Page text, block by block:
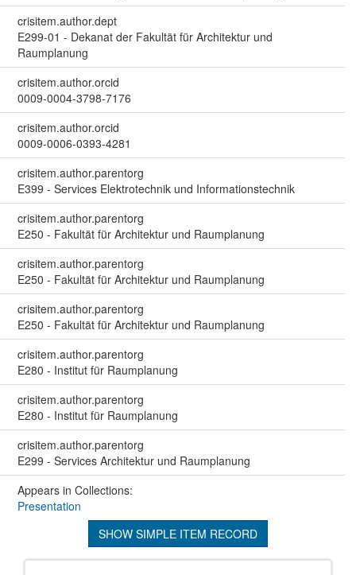
crisitem.author.dept
E299-01 - Dekanat der Fakultät für Architektur und
Raumplanung
crisitem.author.orcid
0009-0004-3798-7176
crisitem.author.orcid
0009-0006-0393-4281
crisitem.author.parentorg
E399 - Services Elektrotechnik und Informationstechnik
crisitem.author.parentorg
E250 - Fakultät für Architektur und Raumplanung
crisitem.author.parentorg
E250 - Fakultät für Architektur und Raumplanung
crisitem.author.parentorg
E250 - Fakultät für Architektur und Raumplanung
crisitem.author.parentorg
E280 - Institut für Raumplanung
crisitem.author.parentorg
E280 - Institut für Raumplanung
crisitem.author.parentorg
E299 - Services Architektur und Raumplanung
Appears in Collections:
Presentation
SHOW SIMPLE ITEM RECORD